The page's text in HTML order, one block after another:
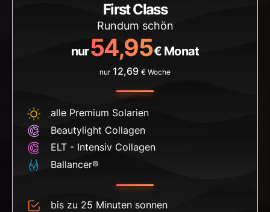
First Class
Rundum schön
nur54,95€ Monat
nur 12,69 € Woche
alle Premium Solarien
Beautylight Collagen
ELT - Intensiv Collagen
Ballancer®
bis zu 25 Minuten sonnen